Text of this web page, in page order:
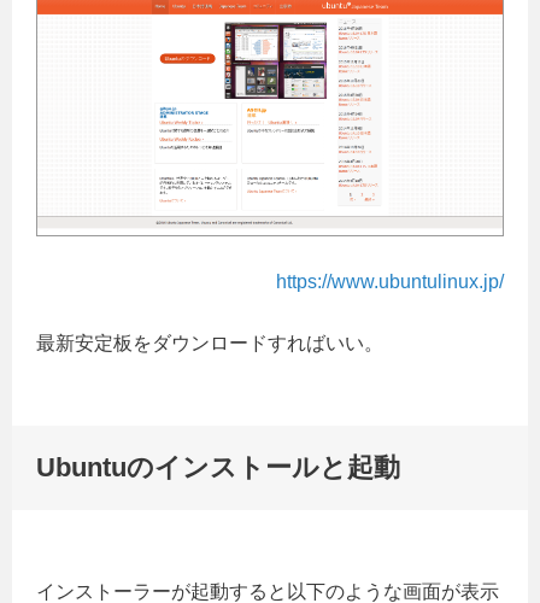
https://www.ubuntulinux.jp/
最新安定板をダウンロードすればいい。
Ubuntuのインストールと起動
インストーラーが起動すると以下のような画面が表示